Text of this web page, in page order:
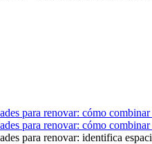
para renovar: cómo
para renovar: cómo
para renovar: identifica